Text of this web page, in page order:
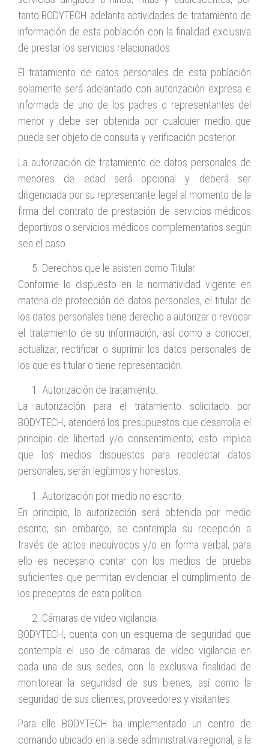
tanto BODYTECH adelanta actividades de tratamiento de
información de esta población con la finalidad exclusiva
de prestar los servicios relacionados.
El tratamiento de datos personales de esta población
solamente será adelantado con autorización expresa e
informada de uno de los padres o representantes del
menor y debe ser obtenida por cualquier medio que
pueda ser objeto de consulta y verificación posterior.
La autorización de tratamiento de datos personales de
menores de edad será opcional y deberá ser
diligenciada por su representante legal al momento de la
firma del contrato de prestación de servicios médicos
deportivos o servicios médicos complementarios según
sea el caso.
Derechos que le asisten como Titular
Conforme lo dispuesto en la normatividad vigente en
materia de protección de datos personales, el titular de
los datos personales tiene derecho a autorizar o revocar
el tratamiento de su información, así como a conocer,
actualizar, rectificar o suprimir los datos personales de
los que es titular o tiene representación.
Autorización de tratamiento:
La autorización para el tratamiento solicitado por
BODYTECH, atenderá los presupuestos que desarrolla el
principio de libertad y/o consentimiento; esto implica
que los medios dispuestos para recolectar datos
personales, serán legítimos y honestos.
Autorización por medio no escrito.
En principio, la autorización será obtenida por medio
escrito, sin embargo, se contempla su recepción a
través de actos inequívocos y/o en forma verbal, para
ello es necesario contar con los medios de prueba
suficientes que permitan evidenciar el cumplimiento de
los preceptos de esta política.
Cámaras de video vigilancia.
BODYTECH, cuenta con un esquema de seguridad que
contempla el uso de cámaras de video vigilancia en
cada una de sus sedes, con la exclusiva finalidad de
monitorear la seguridad de sus bienes, así como la
seguridad de sus clientes, proveedores y visitantes.
Para ello BODYTECH ha implementado un centro de
comando ubicado en la sede administrativa regional, a la